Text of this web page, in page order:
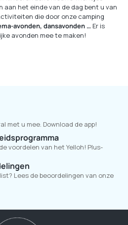
aan het einde van de dag bent u van
die door onze camping
avonden, dansavonden … Er is
avonden mee te maken!
met u mee. Download de app!
voordelen van het Yelloh! Plus-
Lees de beoordelingen van onze